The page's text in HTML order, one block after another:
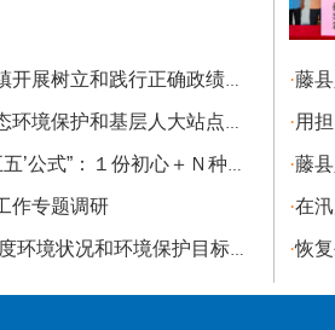
强调 整治“新官不理旧账”突出问题 用心用情回应群众诉求、解决民生难题
和基层人大站点联系服务群众情况
：１份初心＋Ｎ种担当＝城市未来
作专题调研
和环境保护目标完成情况专题调研
·藤
·用担
·藤
·在
·恢